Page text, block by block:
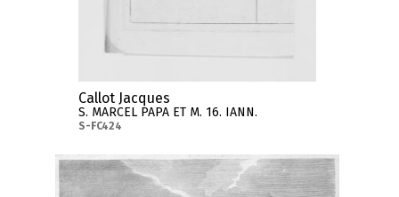
Callot Jacques
S. MARCEL PAPA ET M. 16. IANN.
S-FC424